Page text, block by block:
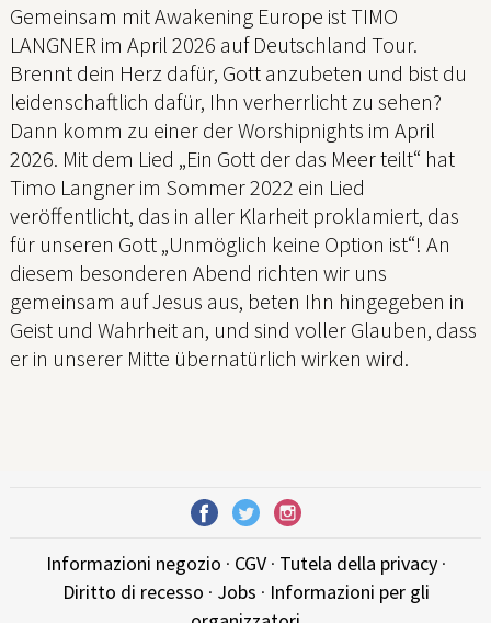
Gemeinsam mit Awakening Europe ist TIMO
LANGNER im April 2026 auf Deutschland Tour.
Brennt dein Herz dafür, Gott anzubeten und bist du
leidenschaftlich dafür, Ihn verherrlicht zu sehen?
Dann komm zu einer der Worshipnights im April
2026. Mit dem Lied „Ein Gott der das Meer teilt“ hat
Timo Langner im Sommer 2022 ein Lied
veröffentlicht, das in aller Klarheit proklamiert, das
für unseren Gott „Unmöglich keine Option ist“! An
diesem besonderen Abend richten wir uns
gemeinsam auf Jesus aus, beten Ihn hingegeben in
Geist und Wahrheit an, und sind voller Glauben, dass
er in unserer Mitte übernatürlich wirken wird.
Informazioni negozio · CGV· Tutela della privacy·
Diritto di recesso · Jobs · Informazioni per gli